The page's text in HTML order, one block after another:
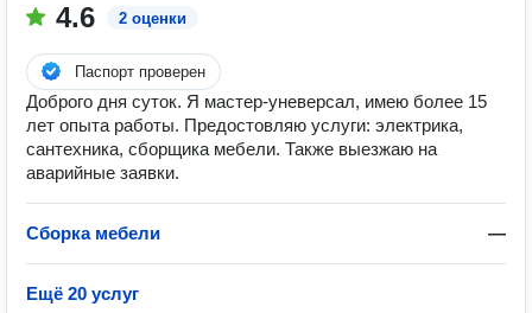
4.6 2 оценки
Паспорт проверен
Доброго дня суток. Я мастер-уневерсал, имею более 15
лет опыта работы. Предостовляю услуги: электрика,
сантехника, сборщика мебели. Также выезжаю на
аварийные заявки.
Сборка мебели —
Ещё 20 услуг